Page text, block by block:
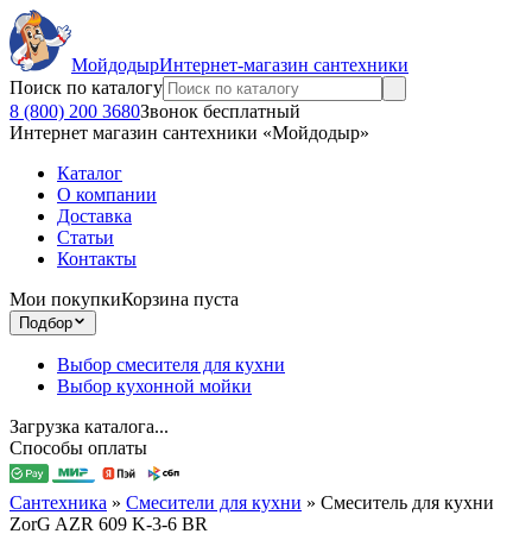
МойдодырИнтернет-магазин сантехники
Поиск по каталогу
8 (800) 200 3680Звонок бесплатный
Интернет магазин сантехники «Мойдодыр»
Каталог
О компании
Доставка
Статьи
Контакты
Мои покупкиКорзина пуста
Подбор
Выбор смесителя для кухни
Выбор кухонной мойки
Загрузка каталога...
Способы оплаты
Сантехника » Смесители для кухни » Смеситель для кухни
ZorG AZR 609 K-3-6 BR